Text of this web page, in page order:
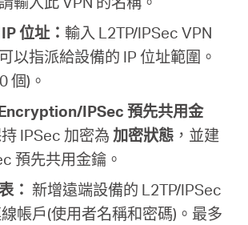
位址：輸入 L2TP/IPSec VPN
以指派給設備的 IP 位址範圍。
個)。
IPSec 預先共用金
IPSec 加密為 加密狀態 ，並建
預先共用金鑰。
： 新增遠端設備的 L2TP/IPSec
帳戶(使用者名稱和密碼)。最多